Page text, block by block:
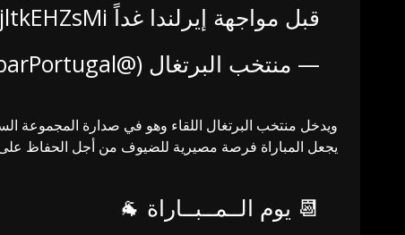
قبل مواجهة إيرلندا غداً
— منتخب البرتغال (@MinbarPortugal)
يجعل المباراة فرصة مصيرية للضيوف من أجل الحفاظ
📆 يوم الــمــبــاراة 🐐